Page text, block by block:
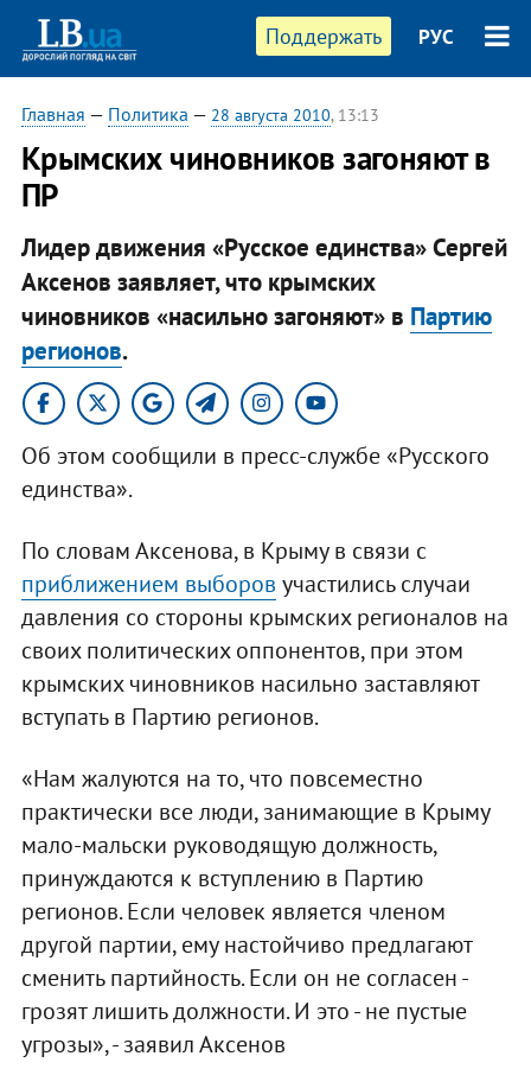
Поддержать РУС
Главная — Политика — 28 августа 2010, 13:13
Крымских чиновников загоняют в
ПР
Лидер движения «Русское единства» Сергей
Аксенов заявляет, что крымских
чиновников «насильно загоняют» в Партию
регионов.
Об этом сообщили в пресс-службе «Русского
единства».
По словам Аксенова, в Крыму в связи с
приближением выборов участились случаи
давления со стороны крымских регионалов на
своих политических оппонентов, при этом
крымских чиновников насильно заставляют
вступать в Партию регионов.
«Нам жалуются на то, что повсеместно
практически все люди, занимающие в Крыму
мало-мальски руководящую должность,
принуждаются к вступлению в Партию
регионов. Если человек является членом
другой партии, ему настойчиво предлагают
сменить партийность. Если он не согласен -
грозят лишить должности. И это - не пустые
угрозы», - заявил Аксенов